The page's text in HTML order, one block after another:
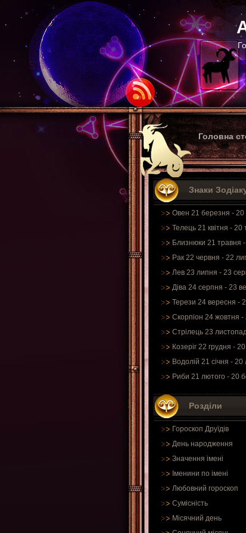
Головна
Знаки
Овен 21 березня - 20
Телець 21 квітня - 20
Близнюки 21 травня
Рак 22 червня - 22
Лев 23 липня - 23
Діва 24 серпня - 23
Терези 24 вересня -
Скорпіон 24 жовтня
Стрілець 23
Козеріг 22 грудня - 20
Водолій 21 січня - 20
Риби 21 лютого - 20
Розділи
Гороскоп Друїдів
День народження
Значення імені
Іменини по імені
Любовний гороскоп
Сумісність
Місячний день